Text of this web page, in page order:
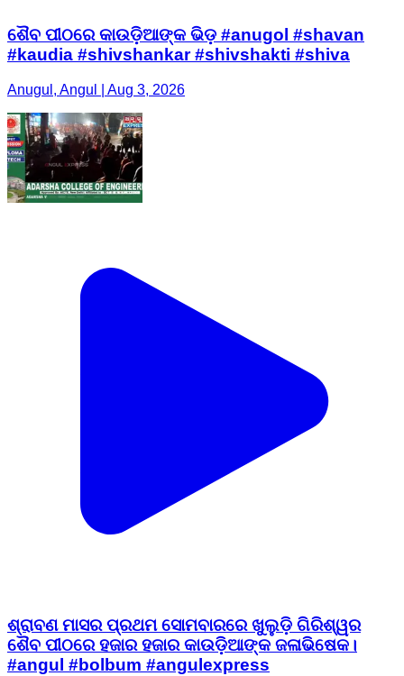
ଶୈବ ପୀଠରେ କାଉଡ଼ିଆଙ୍କ ଭିଡ଼ #anugol #shavan
#kaudia #shivshankar #shivshakti #shiva
Anugul, Angul | Aug 3, 2026
ଶ୍ରାବଣ ମାସର ପ୍ରଥମ ସୋମବାରରେ ଖୁଲୁଡ଼ି ଗିରିଶ୍ୱର
ଶୈବ ପୀଠରେ ହଜାର ହଜାର କାଉଡ଼ିଆଙ୍କ ଜଳାଭିଷେକ।
#angul #bolbum #angulexpress